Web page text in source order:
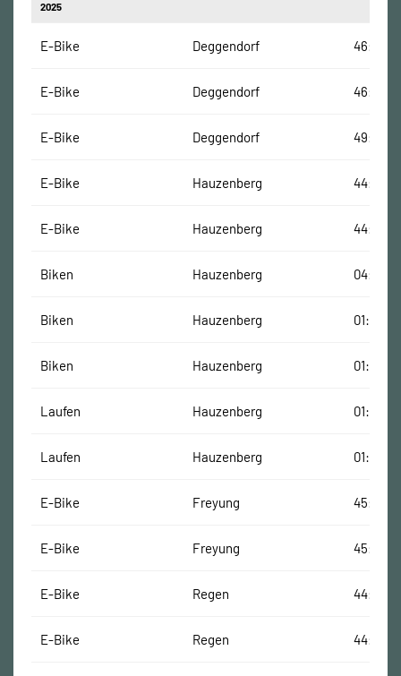
2025
E-Bike Deggendorf 46:26
E-Bike Deggendorf 46:24
E-Bike Deggendorf 49:04
E-Bike Hauzenberg 44:28
E-Bike Hauzenberg 44:23
Biken Hauzenberg 04:23
Biken Hauzenberg
Biken Hauzenberg
Laufen Hauzenberg
Laufen Hauzenberg
E-Bike Freyung 45:29
E-Bike Freyung 45:12
E-Bike Regen 44:58
E-Bike Regen 44:29